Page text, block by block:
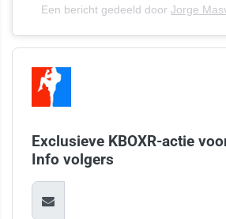
Een bericht gedeeld door Jorge
Exclusieve KBOXR-actie
Info volgers